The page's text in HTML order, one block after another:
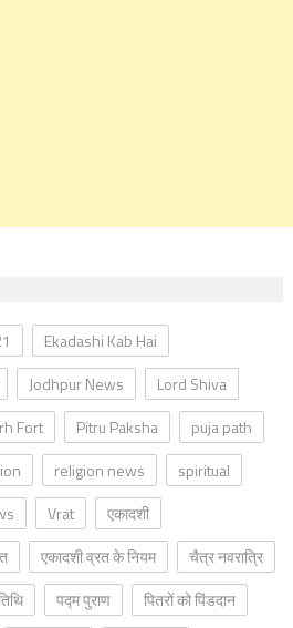
Ekadashi Kab Hai
Jodhpur News
Lord Shiva
Fort Pitru Paksha
puja path
religion news
spiritual
Vrat
एकादशी
एकादशी व्रत के नियम
चैत्र नवरात्रि
पद्म पुराण
पितरों को पिंडदान